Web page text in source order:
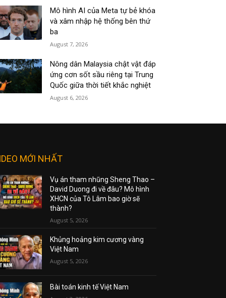
Mô hình AI của Meta tự bẻ khóa
và xâm nhập hệ thống bên thứ
ba
August 7, 2026
Nông dân Malaysia chật vật đáp
ứng cơn sốt sầu riêng tại Trung
Quốc giữa thời tiết khắc nghiệt
August 6, 2026
MỚI NHẤT
Vụ án tham nhũng Sheng Thao –
David Duong đi về đâu? Mô hình
XHCN của Tô Lâm bao giờ sẽ
thành?
August 5, 2026
Khủng hoảng kim cương vàng
Việt Nam
August 5, 2026
Bài toán kinh tế Việt Nam